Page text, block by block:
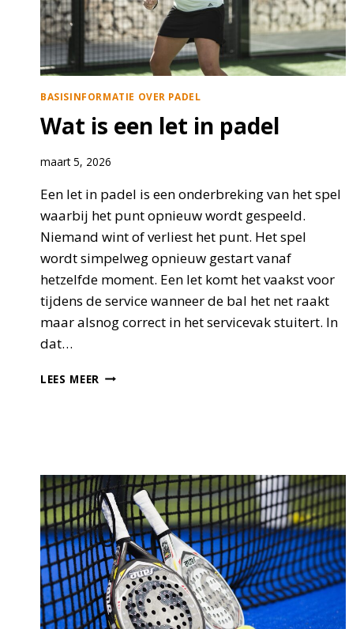
BASISINFORMATIE OVER PADEL
Wat is een let in padel
maart 5, 2026
Een let in padel is een onderbreking van het spel
waarbij het punt opnieuw wordt gespeeld.
Niemand wint of verliest het punt. Het spel
wordt simpelweg opnieuw gestart vanaf
hetzelfde moment. Een let komt het vaakst voor
tijdens de service wanneer de bal het net raakt
maar alsnog correct in het servicevak stuitert. In
dat…
LEES MEER WAT